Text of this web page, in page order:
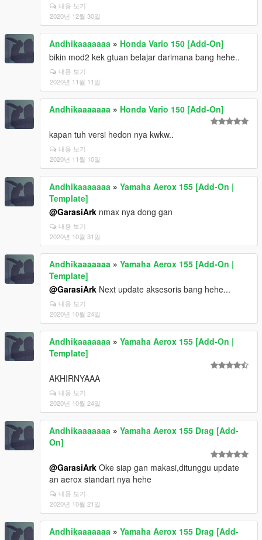
내용 보기
2020년 12월 30일
Andhikaaaaaaa » Honda Vario 150 [Add-On]
bikin mod2 kek gtuan belajar darimana bang hehe..
내용 보기
2020년 11월 11일
Andhikaaaaaaa » Honda Vario 150 [Add-On]
kapan tuh versi hedon nya kwkw..
내용 보기
2020년 11월 10일
Andhikaaaaaaa » Yamaha Aerox 155 [Add-On |
Template]
@GarasiArk nmax nya dong gan
내용 보기
2020년 10월 31일
Andhikaaaaaaa » Yamaha Aerox 155 [Add-On |
Template]
@GarasiArk Next update aksesoris bang hehe...
내용 보기
2020년 10월 24일
Andhikaaaaaaa » Yamaha Aerox 155 [Add-On |
Template]
AKHIRNYAAA
내용 보기
2020년 10월 24일
Andhikaaaaaaa » Yamaha Aerox 155 Drag [Add-
On]
@GarasiArk Oke siap gan makasi,ditunggu update
an aerox standart nya hehe
내용 보기
2020년 10월 21일
Andhikaaaaaaa » Yamaha Aerox 155 Drag [Add-